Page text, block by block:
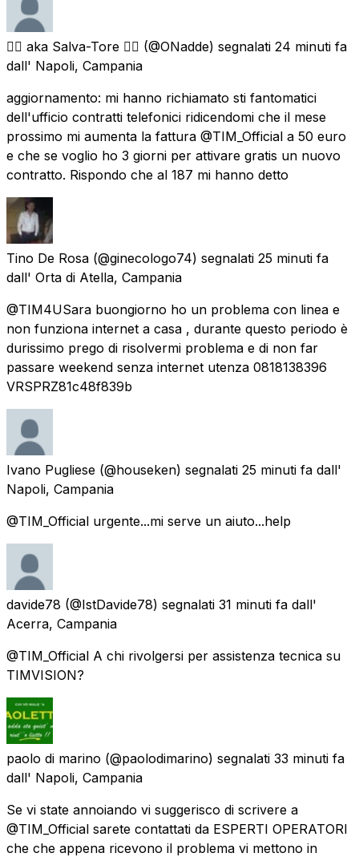
🏴‍☠️ aka Salva-Tore 🏴‍☠️ (@ONadde) segnalati 24 minuti fa
dall' Napoli, Campania
aggiornamento: mi hanno richiamato sti fantomatici
dell'ufficio contratti telefonici ridicendomi che il mese
prossimo mi aumenta la fattura @TIM_Official a 50 euro
e che se voglio ho 3 giorni per attivare gratis un nuovo
contratto. Rispondo che al 187 mi hanno detto
Tino De Rosa (@ginecologo74) segnalati 25 minuti fa
dall' Orta di Atella, Campania
@TIM4USara buongiorno ho un problema con linea e
non funziona internet a casa , durante questo periodo è
durissimo prego di risolvermi problema e di non far
passare weekend senza internet utenza 0818138396
VRSPRZ81c48f839b
Ivano Pugliese (@houseken) segnalati 25 minuti fa dall'
Napoli, Campania
@TIM_Official urgente...mi serve un aiuto...help
davide78 (@IstDavide78) segnalati 31 minuti fa dall'
Acerra, Campania
@TIM_Official A chi rivolgersi per assistenza tecnica su
TIMVISION?
paolo di marino (@paolodimarino) segnalati 33 minuti fa
dall' Napoli, Campania
Se vi state annoiando vi suggerisco di scrivere a
@TIM_Official sarete contattati da ESPERTI OPERATORI
che che appena ricevono il problema vi mettono in